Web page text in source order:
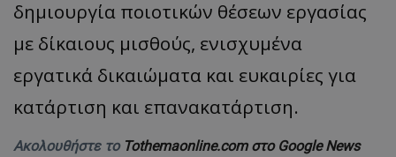
δημιουργία ποιοτικών θέσεων εργασίας
με δίκαιους μισθούς, ενισχυμένα
εργατικά δικαιώματα και ευκαιρίες για
κατάρτιση και επανακατάρτιση.
Ακολουθήστε το Tothemaonline.com στο Google News